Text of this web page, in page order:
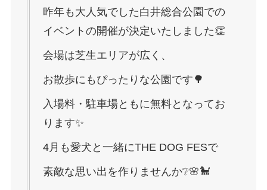
昨年も大人気でした白井総合公園での
イベントの開催が決定いたしました👏
会場は芝生エリアが広く、
お散歩にもぴったりな公園です🌳
入場料・駐車場ともに無料となってお
ります✨
4月も愛犬と一緒にTHE DOG FESで
素敵な思い出を作りませんか❔🌸🐩